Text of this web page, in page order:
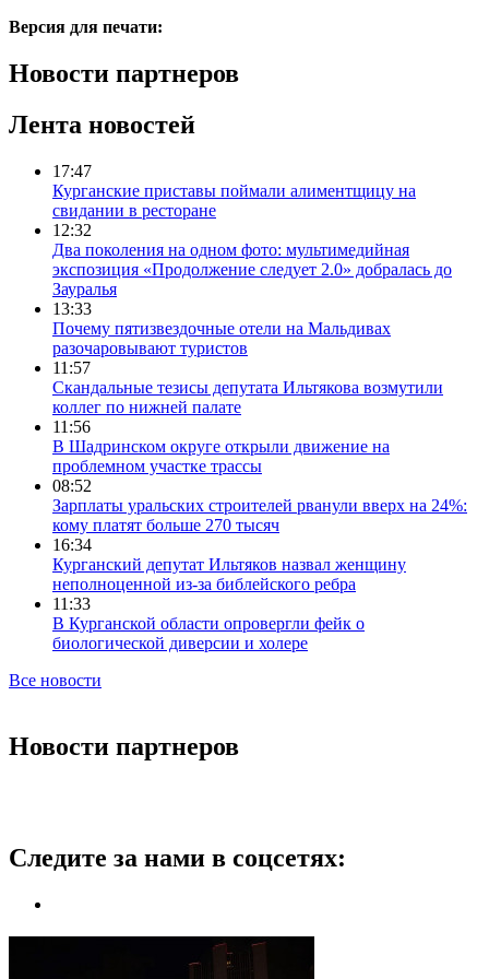
Версия для печати:
Новости партнеров
Лента новостей
17:47
Курганские приставы поймали алиментщицу на
свидании в ресторане
12:32
Два поколения на одном фото: мультимедийная
экспозиция «Продолжение следует 2.0» добралась до
Зауралья
13:33
Почему пятизвездочные отели на Мальдивах
разочаровывают туристов
11:57
Скандальные тезисы депутата Ильтякова возмутили
коллег по нижней палате
11:56
В Шадринском округе открыли движение на
проблемном участке трассы
08:52
Зарплаты уральских строителей рванули вверх на 24%:
кому платят больше 270 тысяч
16:34
Курганский депутат Ильтяков назвал женщину
неполноценной из-за библейского ребра
11:33
В Курганской области опровергли фейк о
биологической диверсии и холере
Все новости
Новости партнеров
Следите за нами в соцсетях: